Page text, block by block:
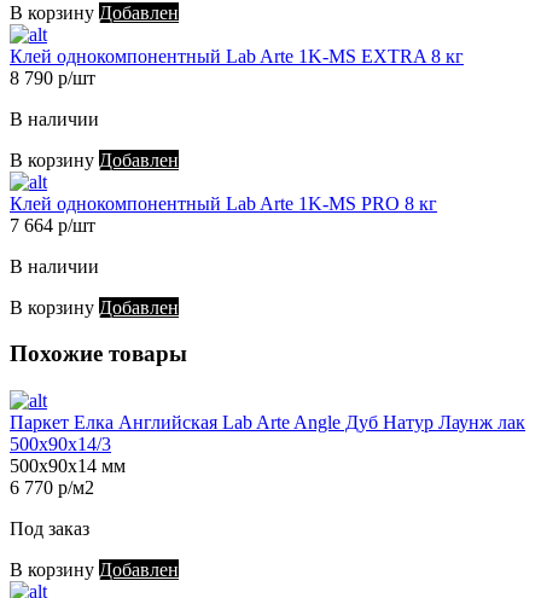
В корзину Добавлен
Клей однокомпонентный Lab Arte 1K-MS EXTRA 8 кг
8 790 р/шт
В наличии
В корзину Добавлен
Клей однокомпонентный Lab Arte 1K-MS PRO 8 кг
7 664 р/шт
В наличии
В корзину Добавлен
Похожие товары
Паркет Елка Английская Lab Arte Angle Дуб Натур Лаунж лак
500х90х14/3
500х90х14 мм
6 770 р/м2
Под заказ
В корзину Добавлен